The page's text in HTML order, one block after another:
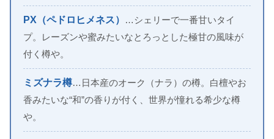
PX（ペドロヒメネス）
…シェリーで一番甘いタイ
プ。レーズンや蜜みたいなとろっとした極甘の風味が
付く樽や。
ミズナラ樽…日本産のオーク（ナラ）の樽。白檀やお
香みたいな“和”の香りが付く、世界が憧れる希少な樽
や。